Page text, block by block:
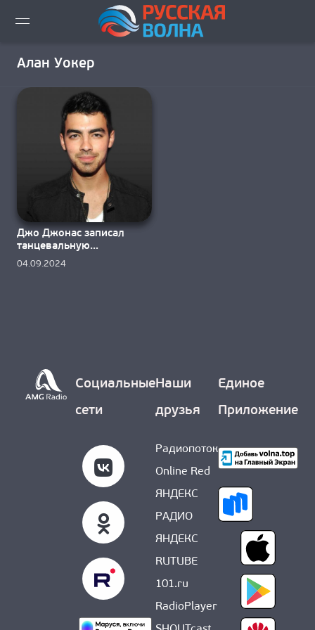
ВИДЕО LIVE
НОВОСТИ
НОВИНКИ ЭФИРА
ПЛЕЙЛИСТ
СКАЧАТЬ ЭФИР
КАК СЛУШАТЬ!?
Алан Уокер
Джо Джонас записал
танцевальную
композицию с Аланом
04.09.2024
Социальные
сети
Наши
друзья
Радиопоток
Online Red
ЯНДЕКС
РАДИО
ЯНДЕКС
RUTUBE
101.ru
RadioPlayer
Единое
Приложение